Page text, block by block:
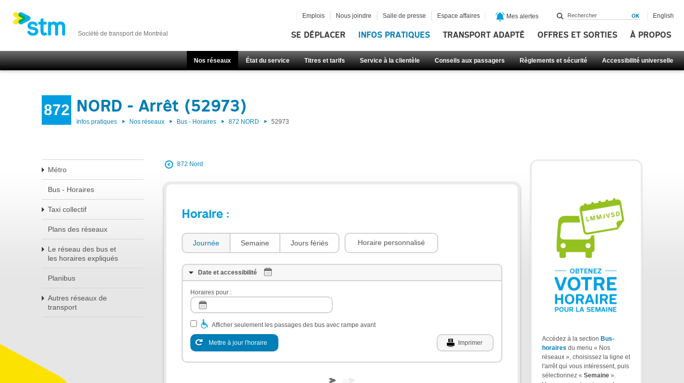
Société de transport de Montréal SE DÉPLACER INFOS PRATIQUES TRANSPORT ADAPTÉ OFFRES ET SORTIES À PROPOS
Nos réseaux État du service Titres et tarifs Service à la clientèle Conseils aux passagers Règlements et sécurité Accessibilité universelle
Emplois Nous joindre Salle de presse Espace affaires Mes alertes English
872 NORD - Arrêt (52973)
Infos pratiques Nos réseaux Bus - Horaires 872 NORD 52973
Métro
Bus - Horaires
Taxi collectif
Plans des réseaux
Le réseau des bus et
les horaires expliqués
Planibus
Autres réseaux de
transport
872 Nord
Horaire :
Journée Semaine Jours fériés Horaire personnalisé
Date et accessibilité
Horaires pour :
Afficher seulement les passages des bus avec rampe avant
Mettre à jour l'horaire Imprimer
Accédez à la section Bus-
horaires du menu « Nos
réseaux », choisissez la ligne et
l'arrêt qui vous intéressent, puis
sélectionnez « Semaine ».